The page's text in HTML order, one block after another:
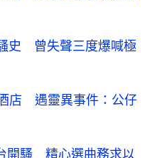
史 曾失聲三度爆喊極
店 遇靈異事件：公仔
開騷 精心選曲務求以